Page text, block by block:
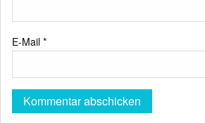
E-Mail *